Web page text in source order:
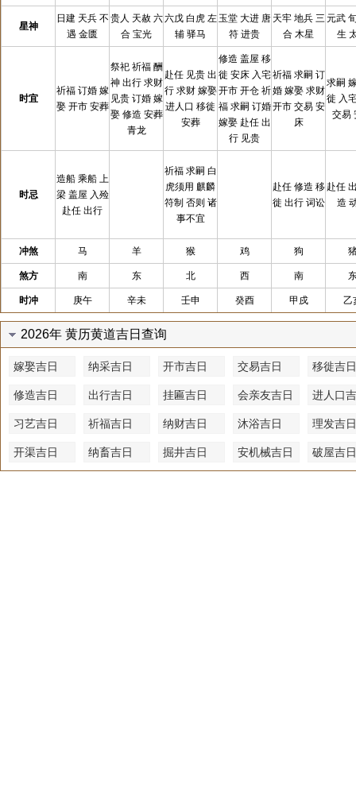
星神
日建 天兵 不
遇 金匮
贵人 天赦 六
合 宝光
六戊 白虎 左
辅 驿马
玉堂 大进 唐
符 进贵
天牢 地兵 三
合 木星
元武
生
时宜
祈福 订婚 嫁
娶 开市 安葬
祭祀 祈福 酬
神 出行 求财
见贵 订婚 嫁
娶 修造 安葬
青龙
赴任 见贵 出
行 求财 嫁娶
进人口 移徙
安葬
修造 盖屋 移
徙 安床 入宅
开市 开仓 祈
福 求嗣 订婚
嫁娶 赴任 出
行 见贵
祈福 求嗣 订
婚 嫁娶 求财
开市 交易 安
床
求嗣
徙 入
交易
时忌
造船 乘船 上
梁 盖屋 入殓
赴任 出行
祈福 求嗣 白
虎须用 麒麟
符制 否则 诸
事不宜
赴任 修造 移
徙 出行 词讼
赴任
造
冲煞 马 羊 猴 鸡 狗
煞方 南 东 北 西 南
时冲 庚午 辛未 壬申 癸酉 甲戍 乙
2026年 黄历黄道吉日查询
嫁娶吉日 纳采吉日 开市吉日 交易吉日 移徙吉日
修造吉日 出行吉日 挂匾吉日 会亲友吉日 进人口
习艺吉日 祈福吉日 纳财吉日 沐浴吉日 理发吉日
开渠吉日 纳畜吉日 掘井吉日 安机械吉日 破屋吉日